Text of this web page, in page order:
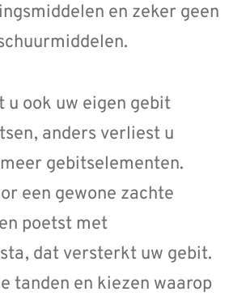
en zeker geen
u ook uw eigen gebit
anders verliest u
gebitselementen.
een gewone zachte
poetst met
dat versterkt uw gebit.
tanden en kiezen waarop